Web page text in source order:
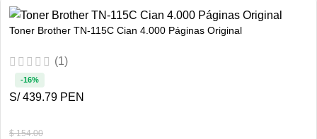
Toner Brother TN-115C Cian 4.000 Páginas Original
(1)
$154.00
-16%
S/ 439.79 PEN